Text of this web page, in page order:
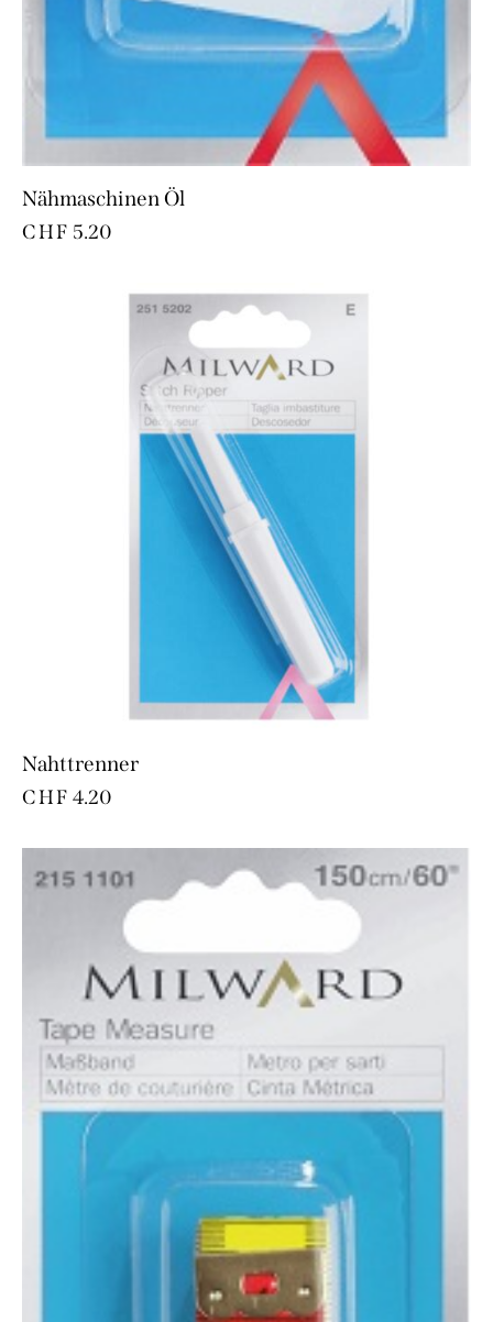
Nähmaschinen Öl
CHF 5.20
Nahttrenner
CHF 4.20